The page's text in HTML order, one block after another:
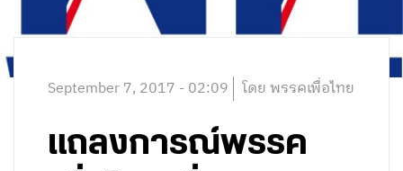
September 7, 2017 - 02:09 โดย พรรคเพื่อไทย
แถลงการณ์พรรค